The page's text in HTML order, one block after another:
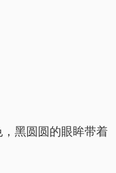
黑圆圆的眼眸带着